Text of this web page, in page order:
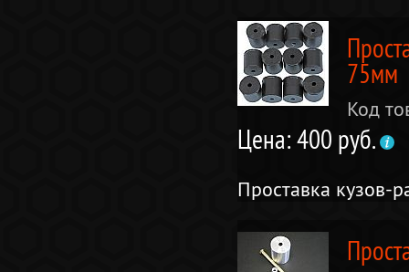
75мм
Код
Цена: 400 руб.
Проставка кузов-